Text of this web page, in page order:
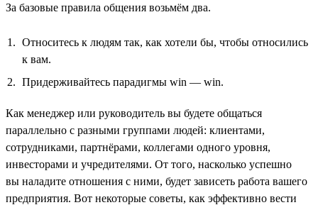
За базовые правила общения возьмём два.
Относитесь к людям так, как хотели бы, чтобы относились
к вам.
Придерживайтесь парадигмы win — win.
Как менеджер или руководитель вы будете общаться
параллельно с разными группами людей: клиентами,
сотрудниками, партнёрами, коллегами одного уровня,
инвесторами и учредителями. От того, насколько успешно
вы наладите отношения с ними, будет зависеть работа вашего
предприятия. Вот некоторые советы, как эффективно вести